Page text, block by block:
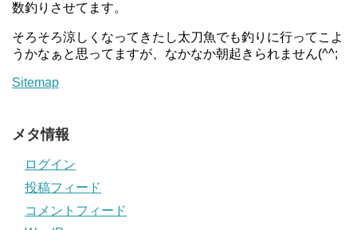
数釣りさせてます。
そろそろ涼しくなってきたし太刀魚でも釣りに行ってこよ
うかなぁと思ってますが、なかなか朝起きられません(^^;
Sitemap
メタ情報
ログイン
投稿フィード
コメントフィード